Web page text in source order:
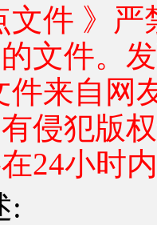
文件 》
文件。
件来自网
侵犯版
24小时
: